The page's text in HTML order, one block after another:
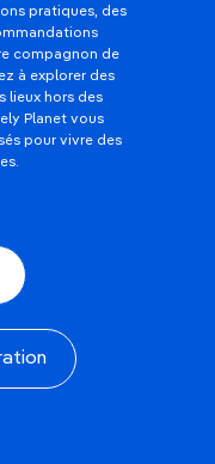
pratiques, des
compagnon de
à explorer des
lieux hors des
Planet vous
pour vivre des